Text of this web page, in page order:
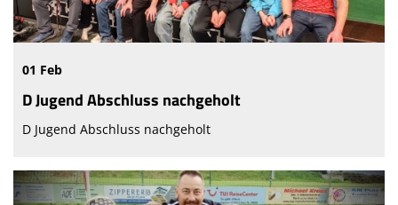
01 Feb
D Jugend Abschluss nachgeholt
D Jugend Abschluss nachgeholt